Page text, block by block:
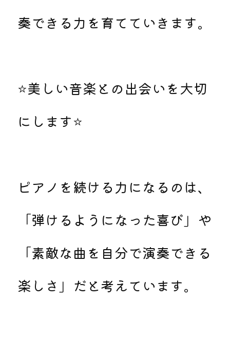
奏できる力を育てていきます。
⭐美しい音楽との出会いを大切
にします⭐
ピアノを続ける力になるのは、
「弾けるようになった喜び」や
「素敵な曲を自分で演奏できる
楽しさ」だと考えています。